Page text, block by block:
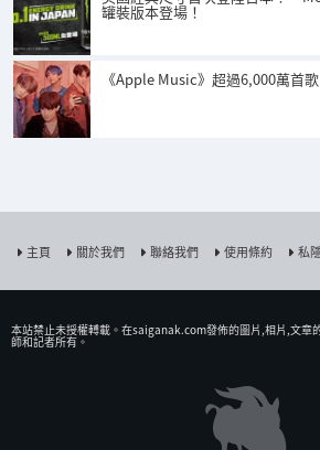
罐裝版本登場！
《Apple Music》超過6,000萬首
主頁 關於我們 聯絡我們 使用條約 私
本站禁止未授權𨍭載。在saiganak.com發佈的圖片,相片,文
師和記者所有。